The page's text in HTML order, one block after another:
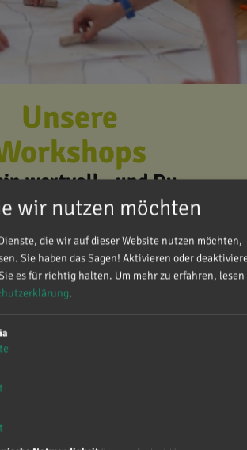
Unsere
wertvoll - und Du
auch
Würde jedes Menschen,
und ein achtsames Miteinander
Wir vermitteln sie in
über den Beginn des
in der Sexualpädagogik.
wir nutzen möchten
die wir auf dieser Website nutzen möchten,
Sie haben das Sagen! Aktivieren oder
es für richtig halten. Um mehr zu erfahren, lesen
.